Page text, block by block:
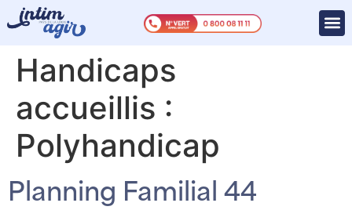
Handicaps
accueillis :
Polyhandicap
Planning Familial 44